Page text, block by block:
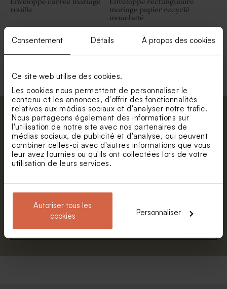
Consentement Détails À propos des cookies
Ce site web utilise des cookies.
Les cookies nous permettent de personnaliser le
contenu et les annonces, d'offrir des fonctionnalités
relatives aux médias sociaux et d'analyser notre trafic.
Nous partageons également des informations sur
l'utilisation de notre site avec nos partenaires de
médias sociaux, de publicité et d'analyse, qui peuvent
combiner celles-ci avec d'autres informations que vous
leur avez fournies ou qu'ils ont collectées lors de votre
utilisation de leurs services.
Autoriser tous les
cookies
Personnaliser
Enveloppe carrée mariage
rouille
Enveloppe rectangulaire
mariage papier recyclé
moucheté
Voir toute la collection Enveloppe
Abonnez-vous à la newsletter et restez
informé. Petite surprise : bénéficiez de 5%
de réduction.
Prénom
E-mail
S'abonner